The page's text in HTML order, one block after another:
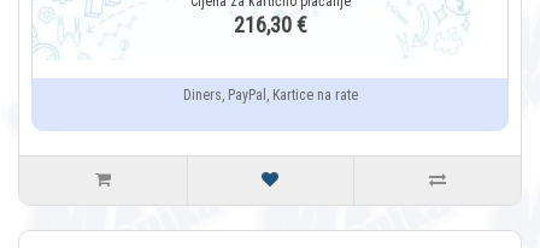
216,30 €
Diners, PayPal, Kartice na rate